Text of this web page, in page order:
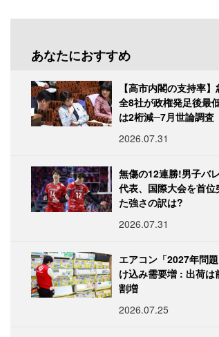
あなたにおすすめ
【高市内閣の支持率】
全8社が政権発足後最
は2桁減─7月世論調査
2026.07.31
無傷の12連勝!男子バ
代表、国際大会を首位
た強さの訳は?
2026.07.31
エアコン「2027年問
け込み需要増 : 出荷は
割増
2026.07.25